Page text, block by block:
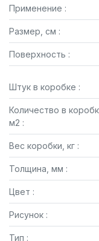
Применение :
Размер, см :
Поверхность :
Штук в коробке :
Количество в
м2 :
Вес коробки, кг :
Толщина, мм :
Цвет :
Рисунок :
Тип :